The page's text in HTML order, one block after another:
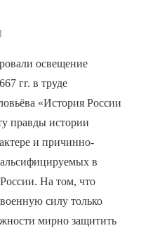
освещение
гг. в труде
«История России
правды истории
и причинно-
в
На том, что
силу только
мирно защитить